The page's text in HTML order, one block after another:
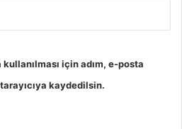
için adım, e-posta
kaydedilsin.